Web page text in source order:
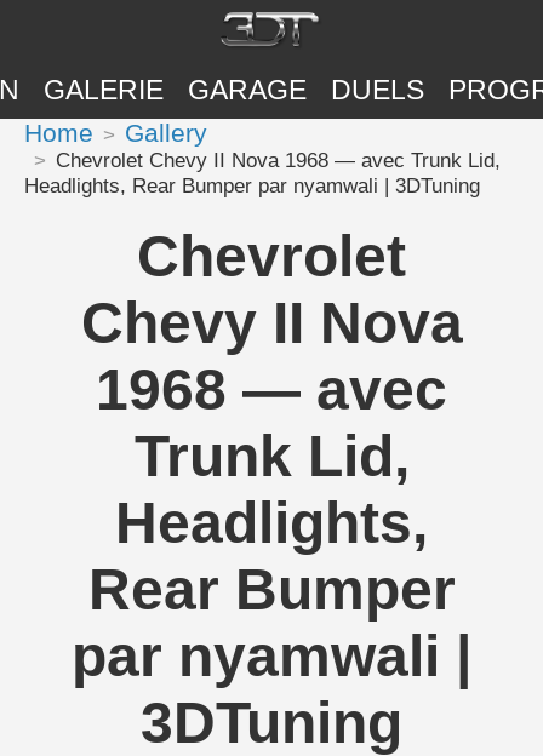
GALERIE GARAGE DUELS
Home Gallery
Chevrolet Chevy II Nova 1968 — avec Trunk Lid,
Headlights, Rear Bumper par nyamwali | 3DTuning
Chevrolet
Chevy II Nova
1968 — avec
Trunk Lid,
Headlights,
Rear Bumper
par nyamwali |
3DTuning